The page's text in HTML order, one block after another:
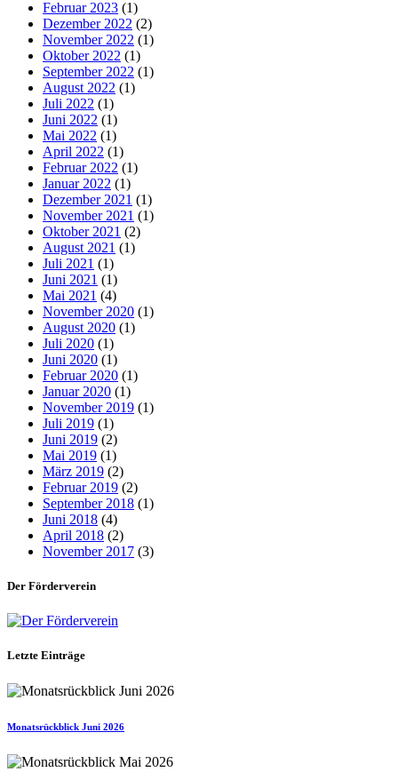
Februar 2023 (1)
Dezember 2022 (2)
November 2022 (1)
Oktober 2022 (1)
September 2022 (1)
August 2022 (1)
Juli 2022 (1)
Juni 2022 (1)
Mai 2022 (1)
April 2022 (1)
Februar 2022 (1)
Januar 2022 (1)
Dezember 2021 (1)
November 2021 (1)
Oktober 2021 (2)
August 2021 (1)
Juli 2021 (1)
Juni 2021 (1)
Mai 2021 (4)
November 2020 (1)
August 2020 (1)
Juli 2020 (1)
Juni 2020 (1)
Februar 2020 (1)
Januar 2020 (1)
November 2019 (1)
Juli 2019 (1)
Juni 2019 (2)
Mai 2019 (1)
März 2019 (2)
Februar 2019 (2)
September 2018 (1)
Juni 2018 (4)
April 2018 (2)
November 2017 (3)
Der Förderverein
Letzte Einträge
Monatsrückblick Juni 2026